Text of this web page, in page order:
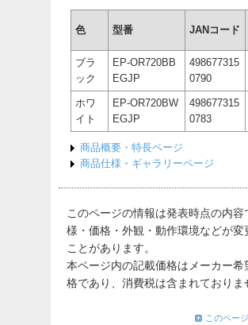
色 型番 JANコード
ブラ
ック
EP-OR720BB
EGJP
498677315
0790
ホワ
イト
EP-OR720BW
EGJP
498677315
0783
商品概要・特長ページ
商品仕様・ギャラリーページ
このページの情報は発表時点の内容
様・価格・外観・動作環境などが変
ことがあります。
本ページ内の記載価格はメーカー希
格であり、消費税は含まれておりま
このペー